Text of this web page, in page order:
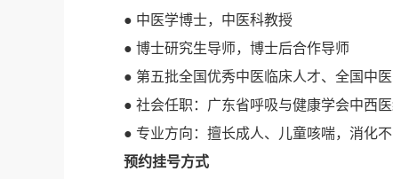
● 中医学博士，中医科教授
● 博士研究生导师，博士后合作导师
● 第五批全国优秀中医临床人才、 全国中
● 社会任职：广东省呼吸与健康学会中西医
● 专业方向：擅长成人、儿童咳喘，消化不
预约挂号方式